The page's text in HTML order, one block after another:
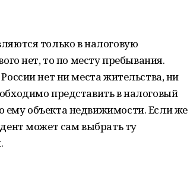
только в налоговую
нет, то по месту пребывания.
нет ни места жительства, ни
представить в налоговый
объекта недвижимости. Если же
может сам выбрать ту